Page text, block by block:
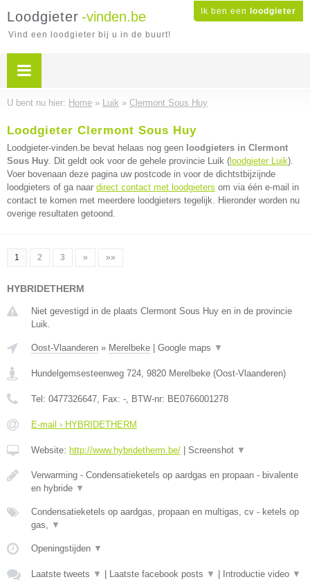
Ik ben een loodgieter
Loodgieter -vinden.be
Vind een loodgieter bij u in de buurt!
U bent nu hier: Home » Luik » Clermont Sous Huy
Loodgieter Clermont Sous Huy
Loodgieter-vinden.be bevat helaas nog geen loodgieters in Clermont
Sous Huy. Dit geldt ook voor de gehele provincie Luik ( loodgieter Luik).
Voer bovenaan deze pagina uw postcode in voor de dichtstbijzijnde
loodgieters of ga naar direct contact met loodgieters om via één e-mail in
contact te komen met meerdere loodgieters tegelijk. Hieronder worden nu
overige resultaten getoond.
1 2 3 » »»
HYBRIDETHERM
Niet gevestigd in de plaats Clermont Sous Huy en in de provincie
Luik.
Oost-Vlaanderen » Merelbeke Google maps ▼
Hundelgemsesteenweg 724, 9820 Merelbeke (Oost-Vlaanderen)
Tel: 0477326647, Fax: -, BTW-nr: BE0766001278
E-mail › HYBRIDETHERM
Website: http://www.hybridetherm.be/ Screenshot ▼
Verwarming - Condensatieketels op aardgas en propaan - bivalente
en hybride ▼
Condensatieketels op aardgas, propaan en multigas, cv - ketels op
gas, ▼
Openingstijden ▼
Laatste tweets ▼ Laatste facebook posts ▼ Introductie video ▼